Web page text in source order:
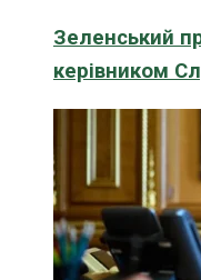
Зеленський
керівником